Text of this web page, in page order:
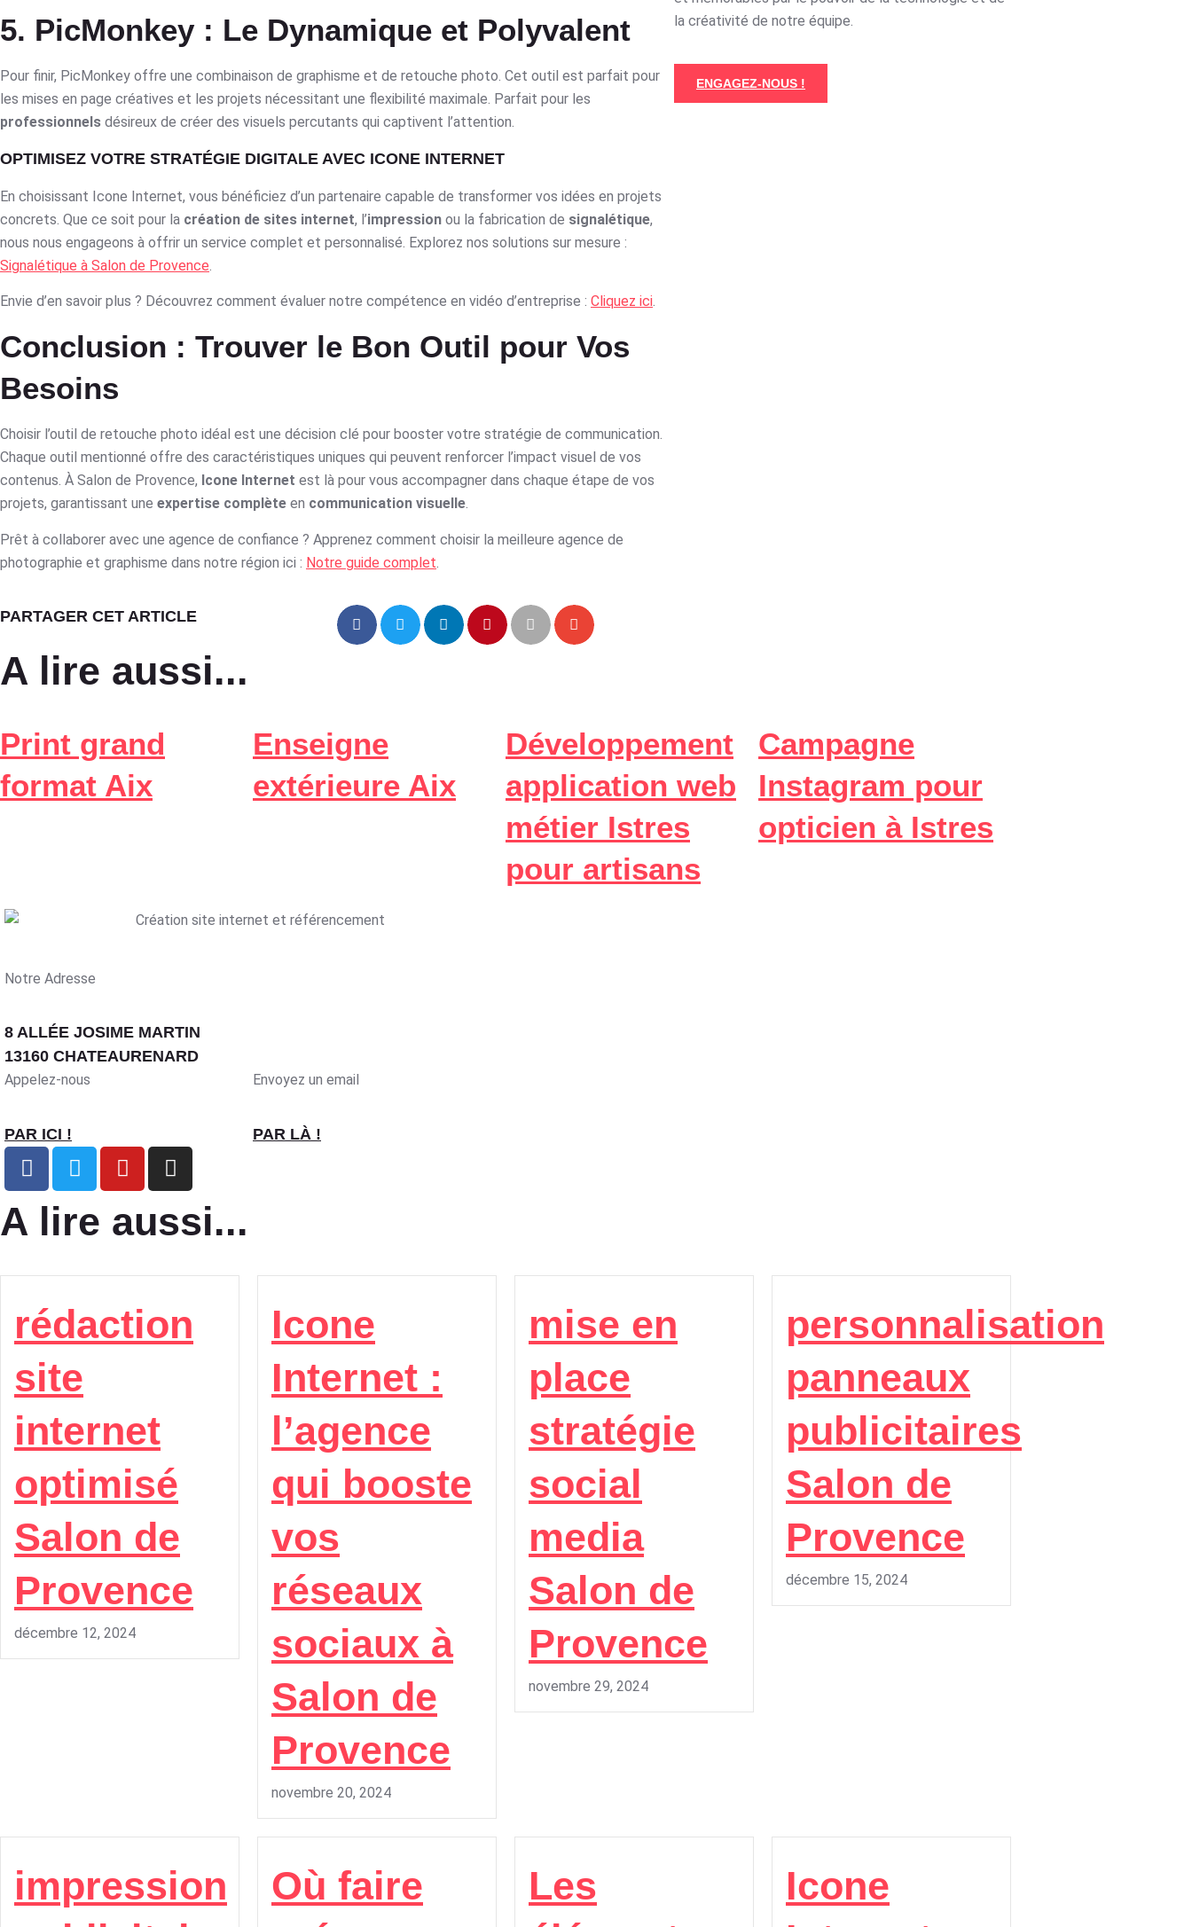
5. PicMonkey : Le Dynamique et Polyvalent
Pour finir, PicMonkey offre une combinaison de graphisme et de retouche photo. Cet outil est parfait pour
les mises en page créatives et les projets nécessitant une flexibilité maximale. Parfait pour les
professionnels désireux de créer des visuels percutants qui captivent l’attention.
OPTIMISEZ VOTRE STRATÉGIE DIGITALE AVEC ICONE INTERNET
En choisissant Icone Internet, vous bénéficiez d’un partenaire capable de transformer vos idées en projets
concrets. Que ce soit pour la création de sites internet, l’impression ou la fabrication de signalétique,
nous nous engageons à offrir un service complet et personnalisé. Explorez nos solutions sur mesure :
Signalétique à Salon de Provence
Envie d’en savoir plus ? Découvrez comment évaluer notre compétence en vidéo d’entreprise : Cliquez ici.
Conclusion : Trouver le Bon Outil pour Vos
Besoins
Choisir l’outil de retouche photo idéal est une décision clé pour booster votre stratégie de communication.
Chaque outil mentionné offre des caractéristiques uniques qui peuvent renforcer l’impact visuel de vos
contenus. À Salon de Provence, Icone Internet est là pour vous accompagner dans chaque étape de vos
projets, garantissant une expertise complète en communication visuelle.
Prêt à collaborer avec une agence de confiance ? Apprenez comment choisir la meilleure agence de
photographie et graphisme dans notre région ici : Notre guide complet
PARTAGER CET ARTICLE
la créativité de notre équipe.
ENGAGEZ-NOUS !
A lire aussi...
Print grand
format Aix
Enseigne
extérieure Aix
Développement
application web
métier Istres
pour artisans
Campagne
Instagram pour
opticien à Istres
Notre Adresse
8 ALLÉE JOSIME MARTIN
13160 CHATEAURENARD
Appelez-nous
PAR ICI !
Envoyez un email
PAR LÀ !
A lire aussi...
rédaction
site
internet
optimisé
Salon de
Provence
décembre 12, 2024
Icone
Internet :
l’agence
qui booste
vos
réseaux
sociaux à
Salon de
Provence
novembre 20, 2024
mise en
place
stratégie
social
media
Salon de
Provence
novembre 29, 2024
personnalisation
panneaux
publicitaires
Salon de
Provence
décembre 15, 2024
impression
Où faire
Les
Icone